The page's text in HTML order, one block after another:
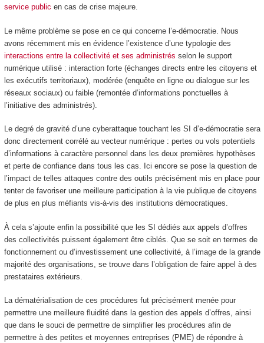
service public en cas de crise majeure.
Le même problème se pose en ce qui concerne l’e-démocratie. Nous
avons récemment mis en évidence l’existence d’une typologie des
interactions entre la collectivité et ses administrés selon le support
numérique utilisé : interaction forte (échanges directs entre les citoyens et
les exécutifs territoriaux), modérée (enquête en ligne ou dialogue sur les
réseaux sociaux) ou faible (remontée d’informations ponctuelles à
l’initiative des administrés).
Le degré de gravité d’une cyberattaque touchant les SI d’e-démocratie sera
donc directement corrélé au vecteur numérique : pertes ou vols potentiels
d’informations à caractère personnel dans les deux premières hypothèses
et perte de confiance dans tous les cas. Ici encore se pose la question de
l’impact de telles attaques contre des outils précisément mis en place pour
tenter de favoriser une meilleure participation à la vie publique de citoyens
de plus en plus méfiants vis-à-vis des institutions démocratiques.
À cela s’ajoute enfin la possibilité que les SI dédiés aux appels d’offres
des collectivités puissent également être ciblés. Que se soit en termes de
fonctionnement ou d’investissement une collectivité, à l’image de la grande
majorité des organisations, se trouve dans l’obligation de faire appel à des
prestataires extérieurs.
La dématérialisation de ces procédures fut précisément menée pour
permettre une meilleure fluidité dans la gestion des appels d’offres, ainsi
que dans le souci de permettre de simplifier les procédures afin de
permettre à des petites et moyennes entreprises (PME) de répondre à